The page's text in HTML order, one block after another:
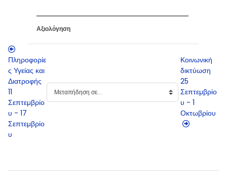
Αξιολόγηση
Πληροφορίε
ς Υγείας και
Διατροφής
11
Σεπτεμβρίο
υ - 17
Σεπτεμβρίο
υ
Κοινωνική
δικτύωση
25
Σεπτεμβρίο
υ - 1
Οκτωβρίου